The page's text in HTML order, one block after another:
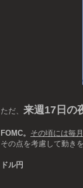
ただ、 来週17日の
FOMC。 その頃には毎
その点を考慮して動き
ドル円